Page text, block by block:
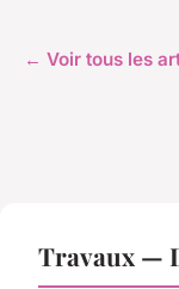
← Voir tous les
Travaux —